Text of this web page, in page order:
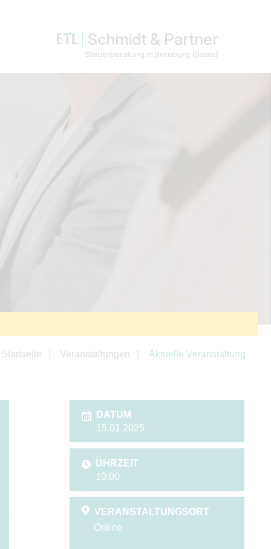
Schmidt & Partner
Steuerberatung in Bernburg (Saale)
Startseite Veranstaltungen Aktuelle Veranstaltung
DATUM
15.01.2025
UHRZEIT
10:00
VERANSTALTUNGSORT
Online